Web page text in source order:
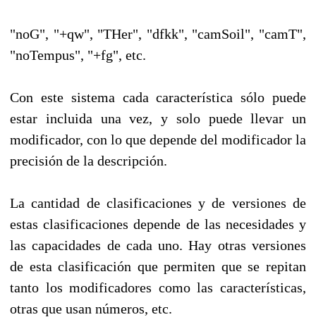
"noG", "+qw", "THer", "dfkk", "camSoil", "camT",
"noTempus", "+fg", etc.
Con este sistema cada característica sólo puede
estar incluida una vez, y solo puede llevar un
modificador, con lo que depende del modificador la
precisión de la descripción.
La cantidad de clasificaciones y de versiones de
estas clasificaciones depende de las necesidades y
las capacidades de cada uno. Hay otras versiones
de esta clasificación que permiten que se repitan
tanto los modificadores como las características,
otras que usan números, etc.